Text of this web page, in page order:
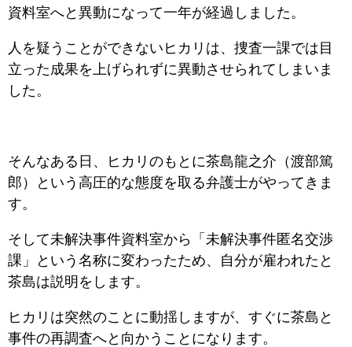
資料室へと異動になって一年が経過しました。
人を疑うことができないヒカリは、捜査一課では目
立った成果を上げられずに異動させられてしまいま
した。
そんなある日、ヒカリのもとに茶島龍之介（渡部篤
郎）という高圧的な態度を取る弁護士がやってきま
す。
そして未解決事件資料室から「未解決事件匿名交渉
課」という名称に変わったため、自分が雇われたと
茶島は説明をします。
ヒカリは突然のことに動揺しますが、すぐに茶島と
事件の再調査へと向かうことになります。